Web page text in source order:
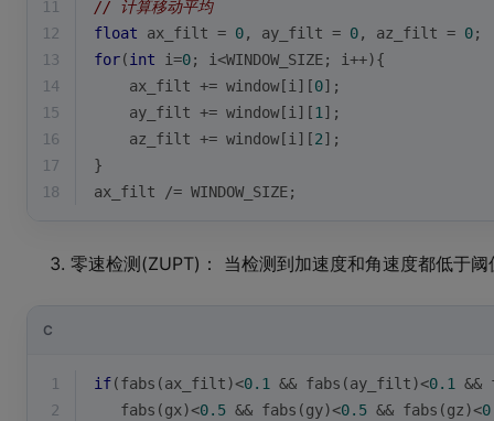
11
// 计算移动平均
12
float ax_filt = 0, ay_filt = 0, az_filt = 0;
13
for(int i=0; i<WINDOW_SIZE; i++){
14
    ax_filt += window[i][
0];
15
    ay_filt += window[i][
1 ];
16
    az_filt += window[i][
2];
17
}
18
ax_filt /= WINDOW_SIZE;
零速检测(ZUPT)： 当检测到加速度和角速度都低于
C
1 if(fabs (ax_filt)<0.1 && fabs (ay_filt)<0.1 &&
2
fabs (gx)<0.5 && fabs (gy)<0.5 && fabs (gz)<